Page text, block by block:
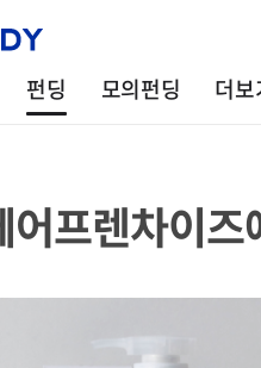
펀딩 모의펀딩 더보
어프렌차이